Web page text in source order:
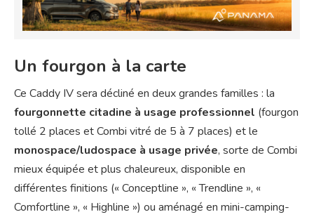
Un fourgon à la carte
Ce Caddy IV sera décliné en deux grandes familles : la
fourgonnette citadine à usage professionnel (fourgon
tollé 2 places et Combi vitré de 5 à 7 places) et le
monospace/ludospace à usage privée, sorte de Combi
mieux équipée et plus chaleureux, disponible en
différentes finitions (« Conceptline », « Trendline », «
Comfortline », « Highline ») ou aménagé en mini-camping-